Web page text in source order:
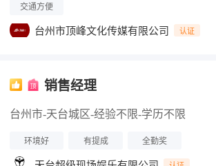
交通方便
台州市顶峰文化传媒有限公司 认证
销售经理
台州市-天台城区-经验不限-学历不限
环境好 有提成 全勤奖